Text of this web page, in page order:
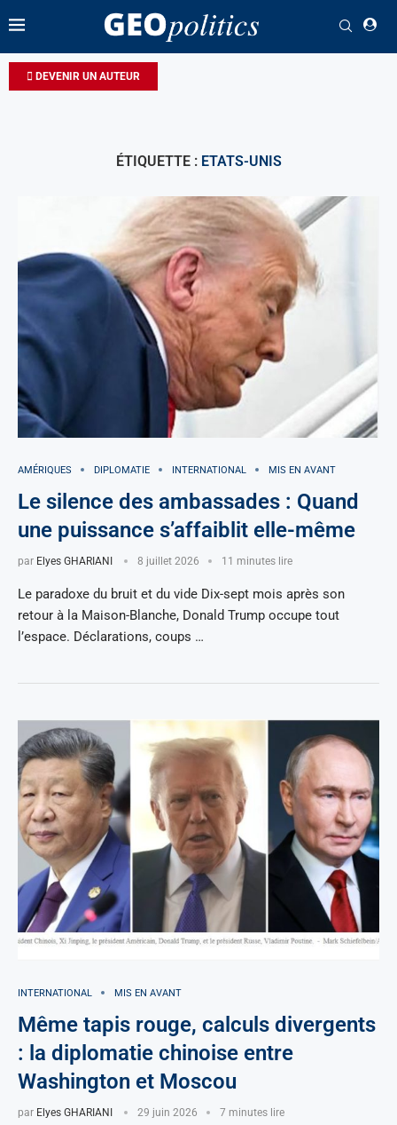
DEVENIR UN AUTEUR
ÉTIQUETTE : ETATS-UNIS
AMÉRIQUES DIPLOMATIE INTERNATIONAL MIS EN AVANT
Le silence des ambassades : Quand
une puissance s’affaiblit elle-même
par Elyes GHARIANI 8 juillet 2026 11 minutes lire
Le paradoxe du bruit et du vide Dix-sept mois après son
retour à la Maison-Blanche, Donald Trump occupe tout
l’espace. Déclarations, coups …
INTERNATIONAL MIS EN AVANT
Même tapis rouge, calculs divergents
: la diplomatie chinoise entre
Washington et Moscou
par Elyes GHARIANI 29 juin 2026 7 minutes lire